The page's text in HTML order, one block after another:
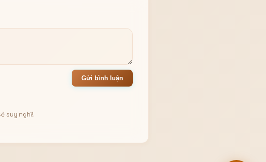
Gửi bình luận
suy nghĩ!